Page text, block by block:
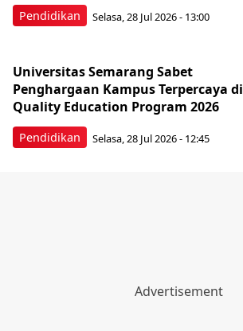
Pendidikan Selasa, 28 Jul 2026 - 13:00
Pendidikan
Universitas Semarang Sabet
Penghargaan Kampus Terpercaya di
Quality Education Program 2026
Selasa, 28 Jul 2026 - 12:45